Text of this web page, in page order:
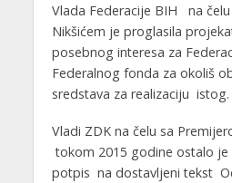
Vlada Federacije BIH na
Nikšićem je proglasila
posebnog interesa za
Federalnog fonda za okoliš
sredstava za realizaciju istog.
Vladi ZDK na čelu sa
tokom 2015 godine ostalo je
potpis na dostavljeni tekst